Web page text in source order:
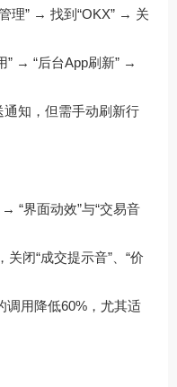
理” → 找到“OKX” → 关
” → “后台App刷新” →
通知，但需手动刷新行
“界面动效”与“交易音
关闭“成交提示音”、“价
调用降低60%，尤其适